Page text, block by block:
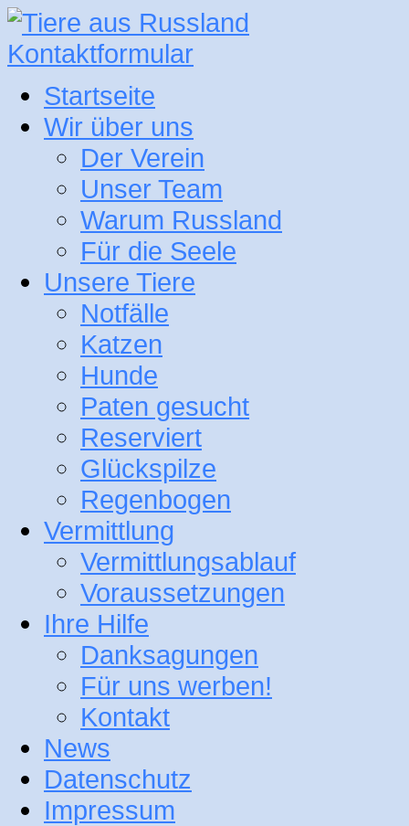
Kontaktformular
Startseite
Wir über uns
Der Verein
Unser Team
Warum Russland
Für die Seele
Unsere Tiere
Notfälle
Katzen
Hunde
Paten gesucht
Reserviert
Glückspilze
Regenbogen
Vermittlung
Vermittlungsablauf
Voraussetzungen
Ihre Hilfe
Danksagungen
Für uns werben!
Kontakt
News
Datenschutz
Impressum